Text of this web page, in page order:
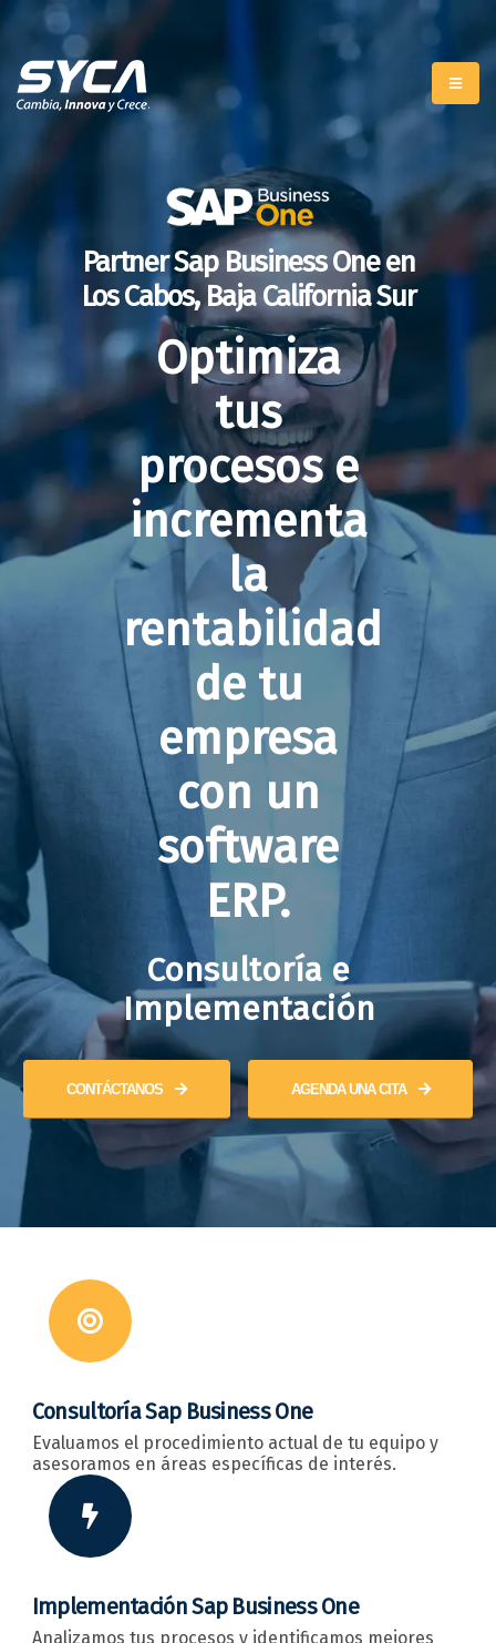
Partner Sap Business One en
Los Cabos, Baja California Sur
Optimiza
tus
procesos e
incrementa
la
rentabilidad
de tu
empresa
con un
software
ERP.
Consultoría e
Implementación
CONTÁCTANOS AGENDA UNA CITA
Consultoría Sap Business One
Evaluamos el procedimiento actual de tu equipo y
asesoramos en áreas específicas de interés.
Implementación Sap Business One
Analizamos tus procesos y identificamos mejores